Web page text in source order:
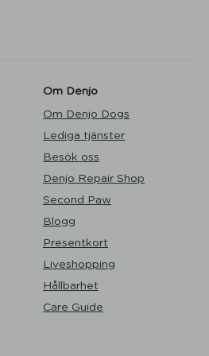
Om Denjo
Om Denjo Dogs
Lediga tjänster
Besök oss
Denjo Repair Shop
Second Paw
Blogg
Presentkort
Liveshopping
Hållbarhet
Care Guide